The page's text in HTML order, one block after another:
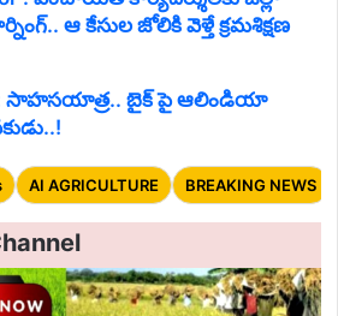
ఆ కేసుల జోలికి వెళ్తే క్రమశిక్షణ
: సాహసయాత్ర.. బైక్ పై ఆలిండియా
AI AGRICULTURE BREAKING NEWS